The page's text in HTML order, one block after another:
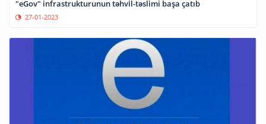
"eGov" infrastrukturunun təhvil-təslimi başa çatıb
27-01-2023